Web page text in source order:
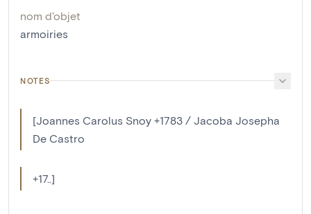
nom d'objet
armoiries
NOTES
[Joannes Carolus Snoy +1783 / Jacoba Josepha
De Castro
+17..]